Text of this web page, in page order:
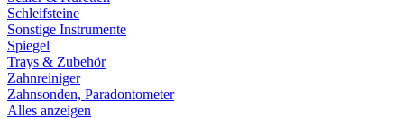
Schleifsteine
Sonstige Instrumente
Spiegel
Trays & Zubehör
Zahnreiniger
Zahnsonden, Paradontometer
Alles anzeigen